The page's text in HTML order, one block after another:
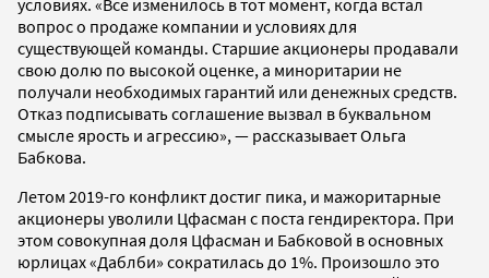
вопрос о продаже компании и условиях для
существующей команды. Старшие акционеры продавали
свою долю по высокой оценке, а миноритарии не
получали необходимых гарантий или денежных средств.
Отказ подписывать соглашение вызвал в буквальном
смысле ярость и агрессию», — рассказывает Ольга
Бабкова.
Летом 2019-го конфликт достиг пика, и мажоритарные
акционеры уволили Цфасман с поста гендиректора. При
этом совокупная доля Цфасман и Бабковой в основных
юрлицах «Даблби» сократилась до 1%. Произошло это